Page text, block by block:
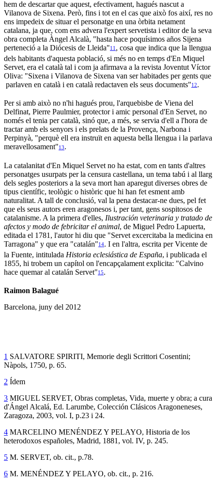
hem de descartar que aquest, efectivament, hagués nascut a
Vilanova de Sixena. Però, fins i tot en el cas que això fos així, res no
ens impedeix de situar el personatge en una òrbita netament
catalana, ja que, com ens advera l'expert servetista i editor de la seva
obra completa Àngel Alcalà, "hasta hace poquísimos años Sijena
perteneció a la Diócesis de Lleida"11 , cosa que indica que la llengua
dels habitants d'aquesta població, si més no en temps d'En Miquel
Servet, era el català tal i com ja afirmava a la revista Joventut Víctor
Oliva: "Sixena i Vilanova de Sixena van ser habitades per gents que
parlaven en català i en català redactaven els seus documents"12.
Per si amb això no n'hi hagués prou, l'arquebisbe de Viena del
Delfinat, Pierre Paulmier, protector i amic personal d'En Servet, no
només el tenia per català, sinó que, a més, se servia d'ell a l'hora de
tractar amb els senyors i els prelats de la Provença, Narbona i
Perpinyà, "perquè ell era instruït en aquesta bella llengua i la parlava
meravellosament"13.
La catalanitat d'En Miquel Servet no ha estat, com en tants d'altres
personatges usurpats per la censura castellana, un tema tabú i al llarg
dels segles posteriors a la seva mort han aparegut diverses obres de
tipus científic, teològic o històric que hi han fet esment amb
naturalitat. A tall de conclusió, val la pena destacar-ne dues, pel fet
que els seus autors eren aragonesos i, per tant, gens sospitosos de
catalanisme. A la primera d'elles, Ilustración veterinaria y tratado de
afectos y modo de febricitar el animal, de Miguel Pedro Lapuerta,
editada el 1781, l'autor hi diu que "Servet excercitaba la medicina en
Tarragona" y que era "catalán"14. I en l'altra, escrita per Vicente de
la Fuente, intitulada Historia eclesiástica de España, i publicada el
1855, hi trobem un capítol on l'encapçalament explicita: "Calvino
hace quemar al catalán Servet"15.
Raimon Balagué
Barcelona, juny del 2012
1 SALVATORE SPIRITI, Memorie degli Scrittori Cosentini;
Nàpols, 1750, p. 65.
2 Ídem
3 MIGUEL SERVET, Obras completas, Vida, muerte y obra; a cura
d'Ángel Alcalá, Ed. Larumbe, Colección Clásicos Aragoneneses,
Zaragoza, 2003, vol. I, p.23 i 24.
4 MARCELINO MENÉNDEZ Y PELAYO, Historia de los
heterodoxos españoles, Madrid, 1881, vol. IV, p. 245.
5 M. SERVET, ob. cit., p.78.
6 M. MENÉNDEZ Y PELAYO, ob. cit., p. 216.